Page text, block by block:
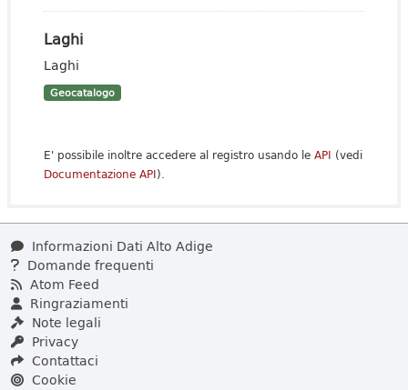
Laghi
Laghi
Geocatalogo
E' possibile inoltre accedere al registro usando le API (vedi
Documentazione API).
Informazioni Dati Alto Adige
Domande frequenti
Atom Feed
Ringraziamenti
Note legali
Privacy
Contattaci
Cookie